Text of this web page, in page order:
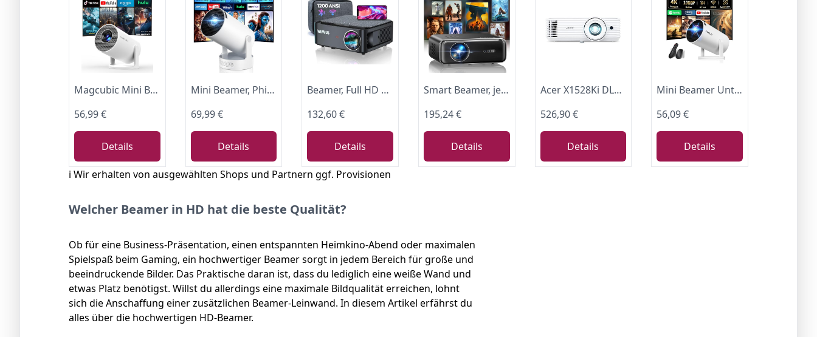
Magcubic Mini Beamer Projektor 4K Unterstützt Android 14, WiFi 6 BT 5.4
56,99 €
Details
Mini Beamer, Philoent Smart Projektor 4K/1080P Unterstützt Neueste Apps WiFi 6 Bluetooth 5.4 Auto Screen Trapezkorrektur Niedriges Rauschen, Ultrakurzdistanzbeamer bietet großes Bild im kleinen Raum
69,99 €
Details
Beamer, Full HD 1080P 1200 ANSI Lumen 5G WiFi Bluetooth Beamer Heimkino 4K Unterstützung, LED Video Outdoor 300 '' Display, kompatibel mit Fire Stick,Smartphone,PS5 Projektor
132,60 €
Details
Smart Beamer, jetzt mit Netflix, Dolby Audio, WiMiUS 1300 ANSI Autofokus/6D Trapezkorrektur Led Beamer 4K Heimkino Unterstützt, WiFi Bluetooth Full HD 1080P Outdoor Deckenmontage Projektor für Handy
195,24 €
Details
Acer X1528Ki DLP Beamer (Full HD (1.920 x 1.080 Pixel) 5.200 ANSI Lumen, 10.000:1 Kontrast, 3D, Keystone, 1x 3 Watt Lautsprecher, HDMI (HDCP)) weiß, Home Cinema/Business
526,90 €
Details
Mini Beamer Unterstützt 4K 1080P 2026 Neuer Tragbarer Projektor mit 5G WiFi 6 und BT 5.4, Beamer Klein Projektor mit Automatische Trapezialkorrektur 180 ° Drehung für HDMI/Tv Stick/USB/Laptop, Weiß
56,09 €
Details
ℹ️ Wir erhalten von ausgewählten Shops und Partnern ggf. Provisionen
Welcher Beamer in HD hat die beste Qualität?
Ob für eine Business-Präsentation, einen entspannten Heimkino-Abend oder maximalen
Spielspaß beim Gaming, ein hochwertiger Beamer sorgt in jedem Bereich für große und
beeindruckende Bilder. Das Praktische daran ist, dass du lediglich eine weiße Wand und
etwas Platz benötigst. Willst du allerdings eine maximale Bildqualität erreichen, lohnt
sich die Anschaffung einer zusätzlichen Beamer-Leinwand. In diesem Artikel erfährst du
alles über die hochwertigen HD-Beamer.